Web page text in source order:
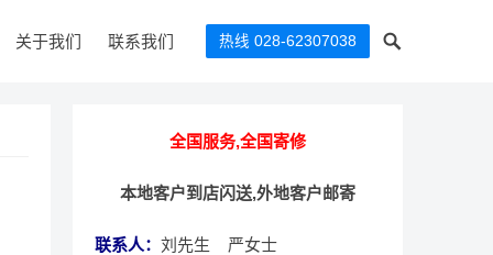
关于我们 联系我们 热线 028-62307038
全国服务,全国寄修
本地客户到店闪送,外地客户邮寄
联系人： 刘先生 严女士